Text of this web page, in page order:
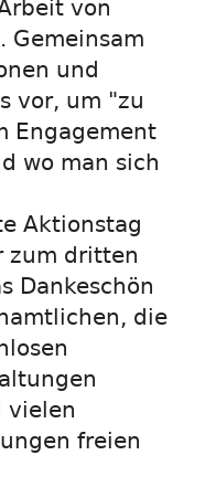
von
Gemeinsam
und
vor, um "zu
Engagement
wo man sich
Aktionstag
zum dritten
Dankeschön
die
vielen
freien